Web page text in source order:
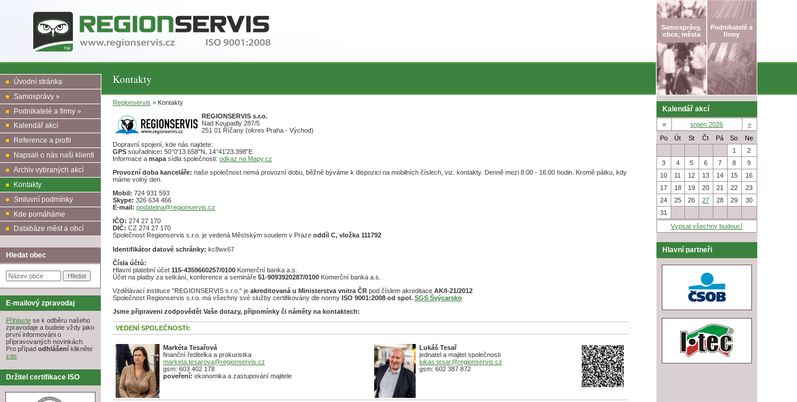
Samosprávy,
obce, města
Podnikatelé a
firmy
Kontakty
Úvodní stránka
Samosprávy »
Podnikatelé a firmy »
Kalendář akcí
Reference a profil
Napsali o nás naši klienti
Archiv vybraných akcí
Kontakty
Smluvní podmínky
Kde pomáháme
Databáze měst a obcí
Hledat obec
E-mailový zpravodaj
Přihlaste se k odběru našeho
zpravodaje a budete vždy jako
první informováni o
připravovaných novinkách.
Pro případ odhlášení klikněte
zde.
Držitel certifikace ISO
Kalendář akcí
« srpen 2026
»
Po
Út St Čt Pá So
Ne
1
2
3
4 5 6 7 8
9
10
11 12 13 14 15
16
17
18 19 20 21 22
23
24
25 26 27 28 29
30
31
Vypsat všechny budoucí
Hlavní partneři
Regionservis > Kontakty
REGIONSERVIS s.r.o.
Nad Koupadly 287/5
251 01 Říčany (okres Praha - Východ)
Dopravní spojení, kde nás najdete:
GPS souřadnice: 50°0'13.658"N, 14°41'23.398"E
Informace a mapa sídla společnosti: odkaz na Mapy.cz
Provozní doba kanceláře: naše společnost nemá provozní dobu, běžně býváme k dispozici na mobilních číslech, viz. kontakty. Denně mezi 8:00 - 16:00 hodin. Kromě pátku, kdy
máme volný den.
Mobil: 724 931 593
Skype: 326 634 466
E-mail: podatelna@regionservis.cz
IČO: 274 27 170
DIČ: CZ 274 27 170
Společnost Regionservis s.r.o. je vedená Městským soudem v Praze oddíl C, vložka 111792
Identifikátor datové schránky: kc8wx67
Čísla účtů:
Hlavní platební účet 115-4359660257/0100 Komerční banka a.s.
Účet na platby za setkání, konference a semináře 51-9093920287/0100 Komerční banka a.s.
Vzdělávací instituce "REGIONSERVIS s.r.o." je akreditovaná u Ministerstva vnitra ČR pod číslem akreditace AK/I-21/2012
Společnost Regionservis s.r.o. má všechny své služby certifikovány dle normy ISO 9001:2008 od spol. SGS Švýcarsko
Jsme připraveni zodpovědět Vaše dotazy, připomínky či náměty na kontaktech:
VEDENÍ SPOLEČNOSTI:
Markéta Tesařová
finanční ředitelka a prokuristka
marketa.tesarova@regionservis.cz
gsm: 603 402 178
poveření: ekonomika a zastupování majitele
Lukáš Tesař
jednatel a majitel společnosti
lukas.tesar@regionservis.cz
gsm: 602 387 872